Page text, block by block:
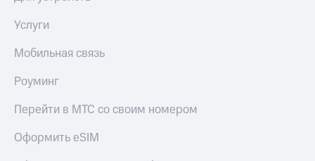
Услуги
Мобильная связь
Роуминг
Перейти в МТС со своим номером
Оформить eSIM